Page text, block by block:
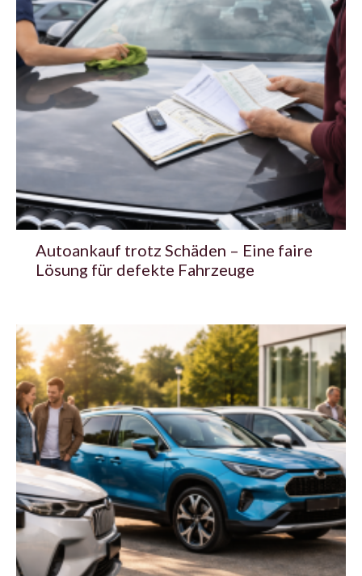
Autoankauf trotz Schäden – Eine faire
Lösung für defekte Fahrzeuge